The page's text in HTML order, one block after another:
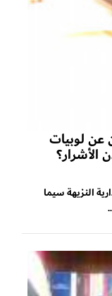
عن لوبيات
الأشرار؟
النزيهة سيما